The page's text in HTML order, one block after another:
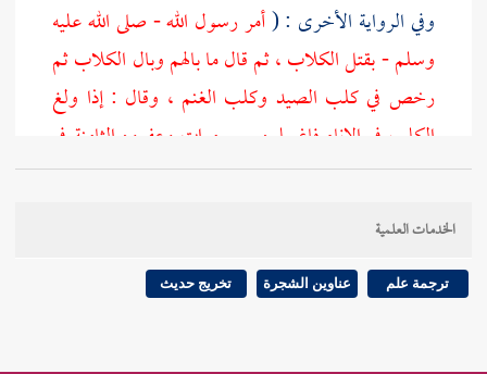
وفي الرواية الأخرى : (أمر رسول الله - صلى الله عليه
وسلم - بقتل الكلاب ، ثم قال ما بالهم وبال الكلاب ثم
رخص في كلب الصيد وكلب الغنم ، وقال : إذا ولغ
الكلب في الإناء فاغسلوه سبع مرات وعفروه الثامنة في
التراب) وفي رواية : (ورخص في كلب الغنم والصيد
والزرع ) .
أما أسانيد الباب ولغاته : ففيه (أبو رزين) تقدم ذكره في
ولغ الكلب في الإناء يلغ بفتح اللام فيهما ولوغا : شرب
الخدمات العلمية
ترجمة علم عناوين الشجرة تخريج حديث